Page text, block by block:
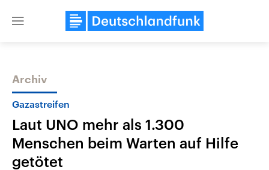
Close
Themen
Archiv
Gazastreifen
Laut UNO mehr als 1.300
Menschen beim Warten auf Hilfe
getötet